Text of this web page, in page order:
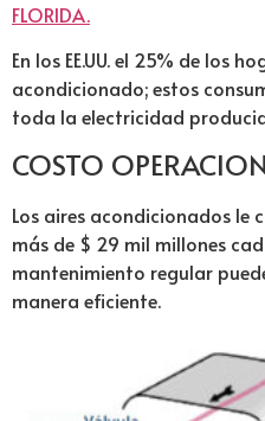
FLORIDA.
En los EE.UU. el 25% de los
acondicionado; estos
toda la electricidad
COSTO
Los aires acondicionados le
más de $ 29 mil millones
mantenimiento regular
manera eficiente.